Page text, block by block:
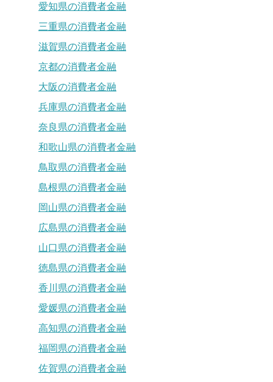
愛知県の消費者金融
三重県の消費者金融
滋賀県の消費者金融
京都の消費者金融
大阪の消費者金融
兵庫県の消費者金融
奈良県の消費者金融
和歌山県の消費者金融
鳥取県の消費者金融
島根県の消費者金融
岡山県の消費者金融
広島県の消費者金融
山口県の消費者金融
徳島県の消費者金融
香川県の消費者金融
愛媛県の消費者金融
高知県の消費者金融
福岡県の消費者金融
佐賀県の消費者金融